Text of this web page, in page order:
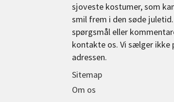
sjoveste kostumer, som
smil frem i den søde
spørgsmål eller
kontakte os. Vi sælger ikke
adressen.
Sitemap
Om os